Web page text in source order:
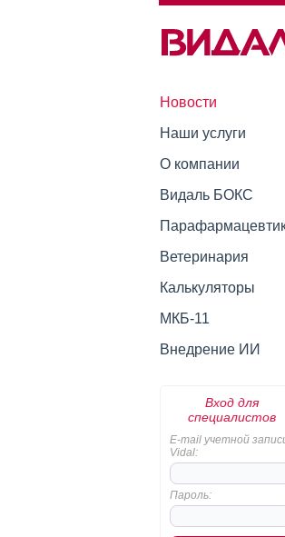
Новости
Наши услуги
О компании
Видаль БОКС
Ветеринария
Калькуляторы
МКБ-11
Внедрение ИИ
Вход для
специалистов
E-mail учетной
Vidal:
Пароль: